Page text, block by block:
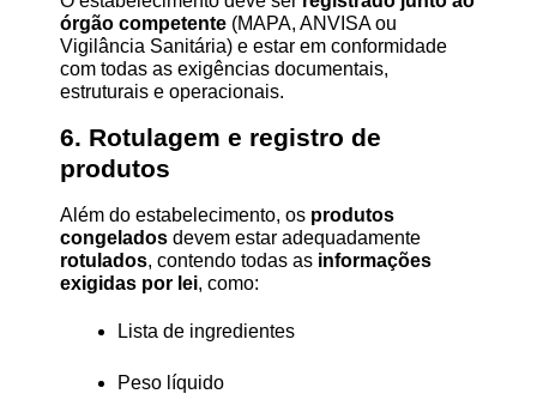
órgão competente (MAPA, ANVISA ou
Vigilância Sanitária) e estar em conformidade
com todas as exigências documentais,
estruturais e operacionais.
6. Rotulagem e registro de
produtos
Além do estabelecimento, os produtos
congelados
rotulados, contendo todas as informações
exigidas por lei, como:
Lista de ingredientes
Peso líquido